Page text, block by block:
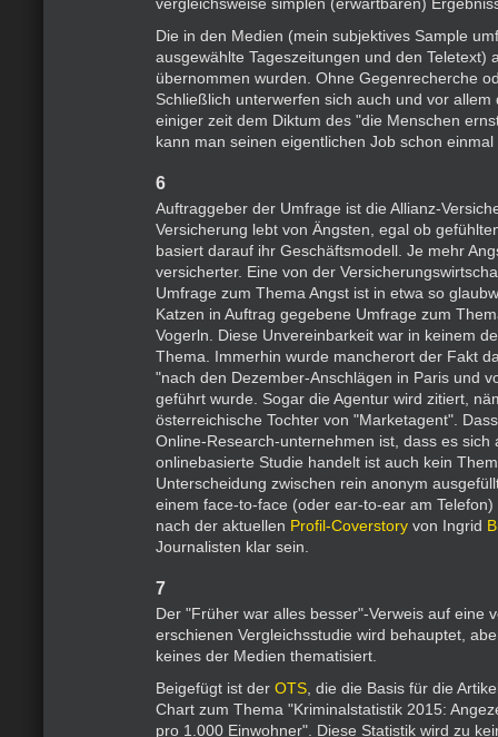
Die in den Medien (mein subjektives Sample
ausgewählte Tageszeitungen und den Teletext)
übernommen wurden. Ohne Gegenrecherche
Schließlich unterwerfen sich auch und vor allem
einiger zeit dem Diktum des "die Menschen
kann man seinen eigentlichen Job schon
6
Auftraggeber der Umfrage ist die Allianz-
Versicherung lebt von Ängsten, egal ob
basiert darauf ihr Geschäftsmodell. Je mehr
versicherter. Eine von der
Umfrage zum Thema Angst ist in etwa so
Katzen in Auftrag gegebene Umfrage zum
Vogerln. Diese Unvereinbarkeit war in keinem
Thema. Immerhin wurde mancherort der Fakt
"nach den Dezember-Anschlägen in Paris und
geführt wurde. Sogar die Agentur wird zitiert,
österreichische Tochter von "Marketagent".
Online-Research-unternehmen ist, dass es sich
onlinebasierte Studie handelt ist auch kein
Unterscheidung zwischen rein anonym
einem face-to-face (oder ear-to-ear am
nach der aktuellen Profil-Coverstory von Ingrid
Journalisten klar sein.
7
Der "Früher war alles besser"-Verweis auf eine
erschienen Vergleichsstudie wird behauptet,
keines der Medien thematisiert.
Beigefügt ist der OTS , die die Basis für die
Chart zum Thema "Kriminalstatistik 2015:
pro 1.000 Einwohner". Diese Statistik wird zu